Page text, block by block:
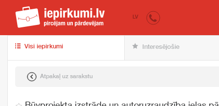
iepirkumi.lv
LV
Visi iepirkumi Interesējošie
Atpakaļ uz sarakstu